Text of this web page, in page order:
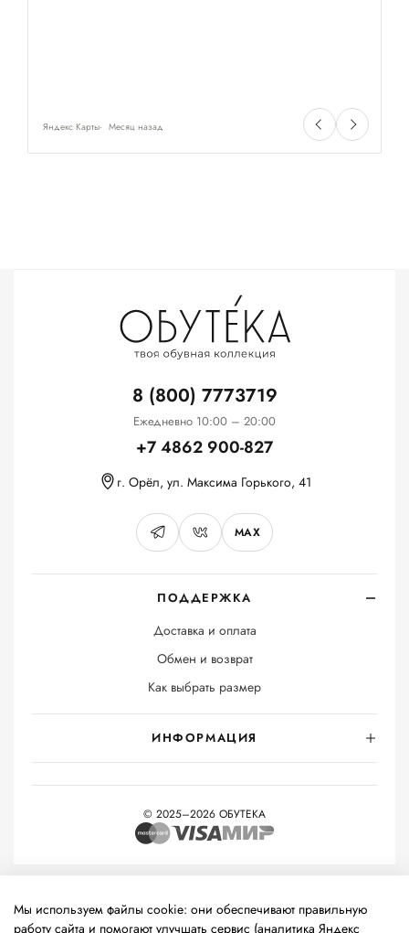
Яндекс Карты Месяц назад
ПОДДЕРЖКА
Доставка и оплата
Обмен и возврат
Как выбрать размер
ИНФОРМАЦИЯ
8 (800) 7773719
Ежедневно 10:00 – 20:00
+7 4862 900-827
г. Орёл, ул. Максима Горького, 41
MAX
© 2025–2026 ОБУТЕКА
технологии
(информационные технологии предоставления
информации на основе сбора, систематизации и анализа
Мы используем файлы cookie: они обеспечивают правильную
работу сайта и помогают улучшать сервис (аналитика Яндекс